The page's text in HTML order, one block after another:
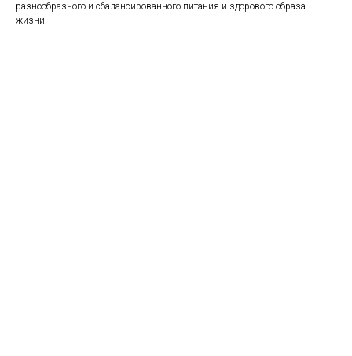
разнообразного и сбалансированного питания и здорового образа
жизни.